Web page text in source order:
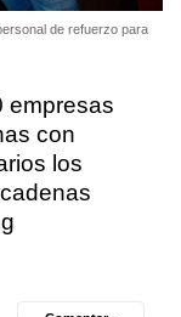
de refuerzo para
empresas
con
los